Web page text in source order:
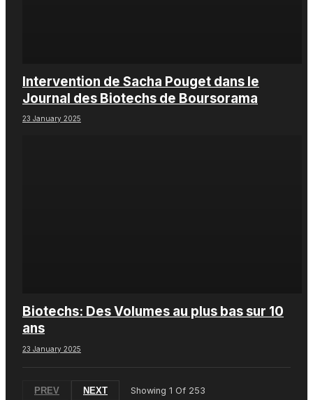
Intervention de Sacha Pouget dans le
Journal des Biotechs de Boursorama
23 January 2025
Biotechs: Des Volumes au plus bas sur 10
ans
23 January 2025
PREV NEXT Showing 1 Of 253